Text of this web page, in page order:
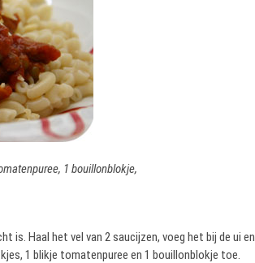
1 bouillonblokje,
Haal het vel van 2 saucijzen, voeg het bij de ui en
1 blikje tomatenpuree en 1 bouillonblokje toe.